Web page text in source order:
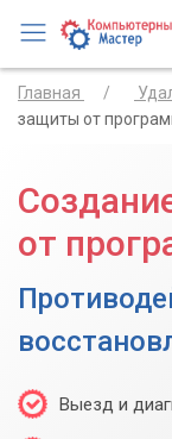
Главная
защиты от
от
Выезд и